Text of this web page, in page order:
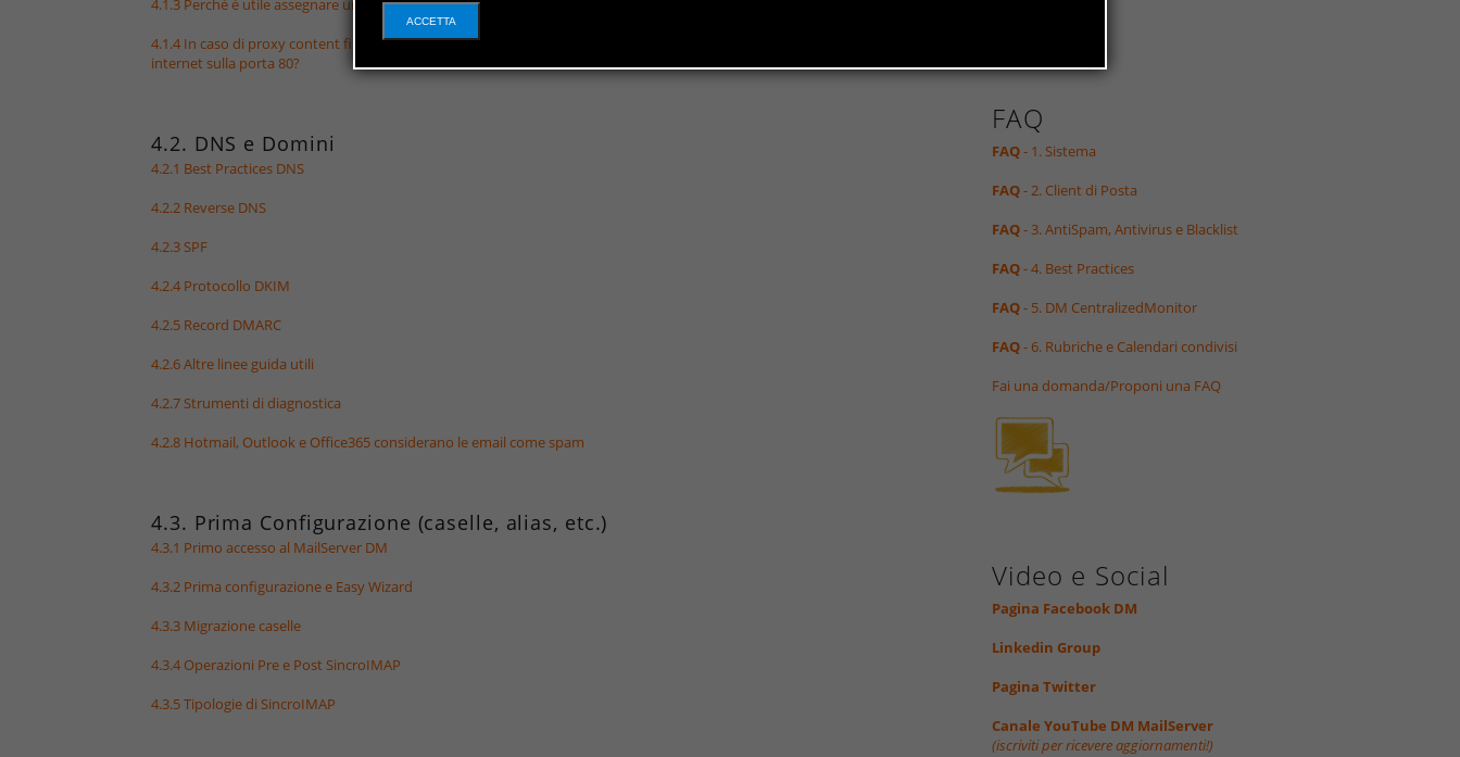
4.1.3 Perchè è utile assegnare un ip pubblico statico dedicato esclusivamente al MailServer?
4.1.4 In caso di proxy content filtering attivo sulla rete, quali siti devono essere abilitati dal mailserver verso
internet sulla porta 80?
4.2. DNS e Domini
4.2.1 Best Practices DNS
4.2.2 Reverse DNS
4.2.3 SPF
4.2.4 Protocollo DKIM
4.2.5 Record DMARC
4.2.6 Altre linee guida utili
4.2.7 Strumenti di diagnostica
4.2.8 Hotmail, Outlook e Office365 considerano le email come spam
4.3. Prima Configurazione (caselle, alias, etc.)
4.3.1 Primo accesso al MailServer DM
4.3.2 Prima configurazione e Easy Wizard
4.3.3 Migrazione caselle
4.3.4 Operazioni Pre e Post SincroIMAP
4.3.5 Tipologie di SincroIMAP
FAQ
FAQ- 1. Sistema
FAQ- 2. Client di Posta
FAQ- 3. AntiSpam, Antivirus e Blacklist
FAQ- 4. Best Practices
FAQ- 5. DM CentralizedMonitor
FAQ- 6. Rubriche e Calendari condivisi
Fai una domanda/Proponi una FAQ
Video e Social
Pagina Facebook DM
Linkedin Group
Pagina Twitter
Canale YouTube DM MailServer
(iscriviti per ricevere aggiornamenti!)
ACCETTA